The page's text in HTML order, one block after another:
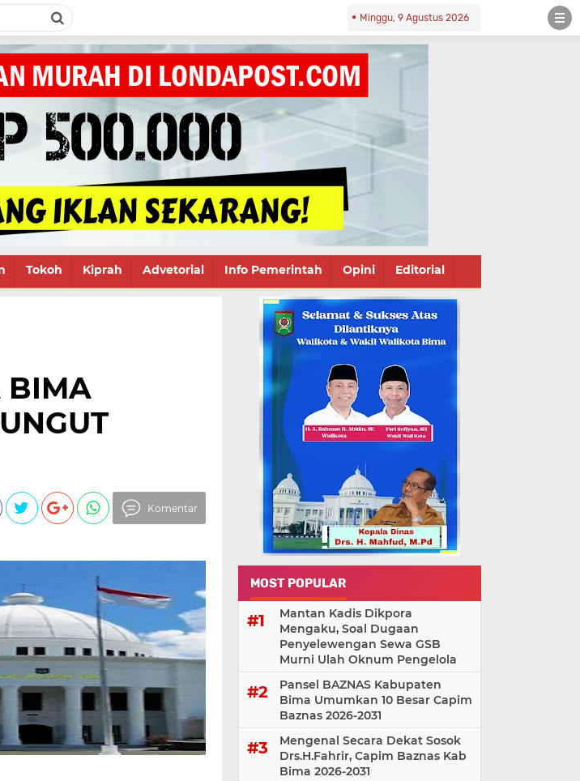
Minggu, 9 Agustus 2026
Tokoh Kiprah Advetorial Info Pemerintah Opini Editorial
BIMA
Komentar
MOST POPULAR
Mantan Kadis Dikpora
Mengaku, Soal Dugaan
Penyelewengan Sewa GSB
Murni Ulah Oknum Pengelola
Pansel BAZNAS Kabupaten
Bima Umumkan 10 Besar Capim
Baznas 2026-2031
Mengenal Secara Dekat Sosok
Drs.H.Fahrir, Capim Baznas Kab
Bima 2026-2031